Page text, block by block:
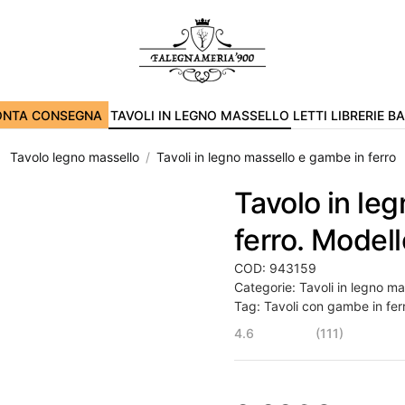
CONSEGNA TAVOLI IN LEGNO MASSELLO LETTI LIBRERIE
Tavolo legno massello Tavoli in legno massello e gambe in ferro
Tavolo in
ferro.
COD: 943159
Categorie: Tavoli in legno
Tag: Tavoli con gambe in
4.6
(111)